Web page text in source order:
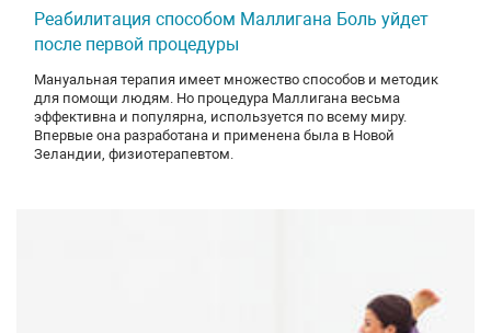
Реабилитация способом Маллигана Боль уйдет
после первой процедуры
Мануальная терапия имеет множество способов и методик
для помощи людям. Но процедура Маллигана весьма
эффективна и популярна, используется по всему миру.
Впервые она разработана и применена была в Новой
Зеландии, физиотерапевтом.